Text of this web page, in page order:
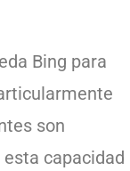
Bing para
son
capacidad